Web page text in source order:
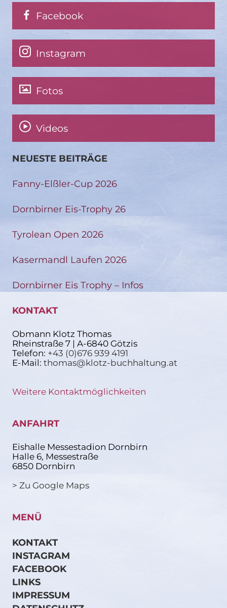
Facebook
Instagram
Fotos
Videos
NEUESTE BEITRÄGE
Fanny-Elßler-Cup 2026
Dornbirner Eis-Trophy 26
Tyrolean Open 2026
Kasermandl Laufen 2026
Dornbirner Eis Trophy – Infos
KONTAKT
Obmann Klotz Thomas
Rheinstraße 7 | A-6840 Götzis
Telefon: +43 (0)676 939 4191
E-Mail: thomas@klotz-buchhaltung.at
Weitere Kontaktmöglichkeiten
ANFAHRT
Eishalle Messestadion Dornbirn
Halle 6, Messestraße
6850 Dornbirn
> Zu Google Maps
MENÜ
KONTAKT
INSTAGRAM
FACEBOOK
LINKS
IMPRESSUM